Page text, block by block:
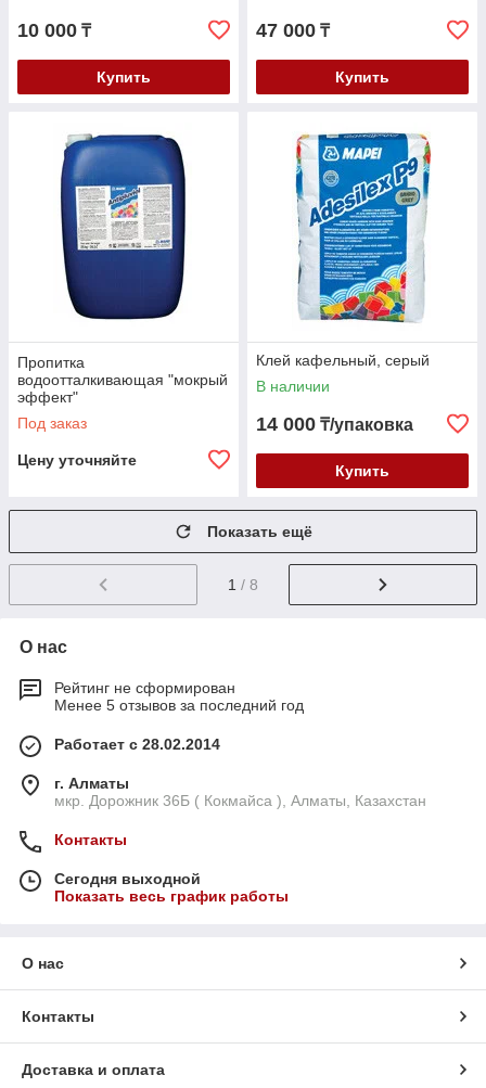
10 000 ₸
Купить
47 000 ₸
Купить
Пропитка
водоотталкивающая "мокрый
эффект"
Под заказ
Цену уточняйте
Клей кафельный, серый
В наличии
14 000 ₸/упаковка
Купить
Показать ещё
1 / 8
О нас
Рейтинг не сформирован
Менее 5 отзывов за последний год
Работает с 28.02.2014
г. Алматы
мкр. Дорожник 36Б ( Кокмайса ), Алматы, Казахстан
Контакты
Сегодня выходной
Показать весь график работы
О нас
Контакты
Доставка и оплата